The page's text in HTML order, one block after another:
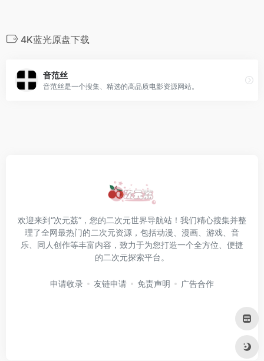
4K蓝光原盘下载
音范丝
音范丝是一个搜集、精选的高品质电影资源网站。
欢迎来到“次元荔”，您的二次元世界导航站！我们精心搜集并整
理了全网最热门的二次元资源，包括动漫、漫画、游戏、音
乐、同人创作等丰富内容，致力于为您打造一个全方位、便捷
的二次元探索平台。
申请收录 友链申请 免责声明 广告合作